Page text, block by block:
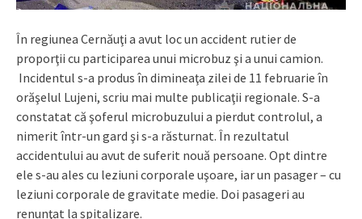
În regiunea Cernăuţi a avut loc un accident rutier de
proporţii cu participarea unui microbuz şi a unui camion.
Incidentul s-a produs în dimineaţa zilei de 11 februarie în
orăşelul Lujeni, scriu mai multe publicaţii regionale. S-a
constatat că şoferul microbuzului a pierdut controlul, a
nimerit într-un gard şi s-a răsturnat. În rezultatul
accidentului au avut de suferit nouă persoane. Opt dintre
ele s-au ales cu leziuni corporale uşoare, iar un pasager – cu
leziuni corporale de gravitate medie. Doi pasageri au
renunţat la spitalizare.